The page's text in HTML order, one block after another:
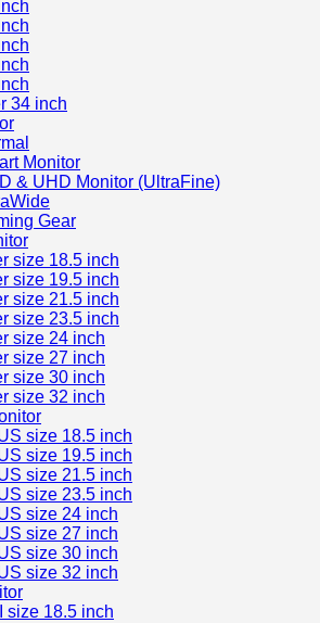
34 inch
Monitor
& UHD Monitor (UltraFine)
Gear
size 18.5 inch
size 19.5 inch
size 21.5 inch
size 23.5 inch
size 24 inch
size 27 inch
size 30 inch
size 32 inch
size 18.5 inch
size 19.5 inch
size 21.5 inch
size 23.5 inch
size 24 inch
size 27 inch
size 30 inch
size 32 inch
size 18.5 inch